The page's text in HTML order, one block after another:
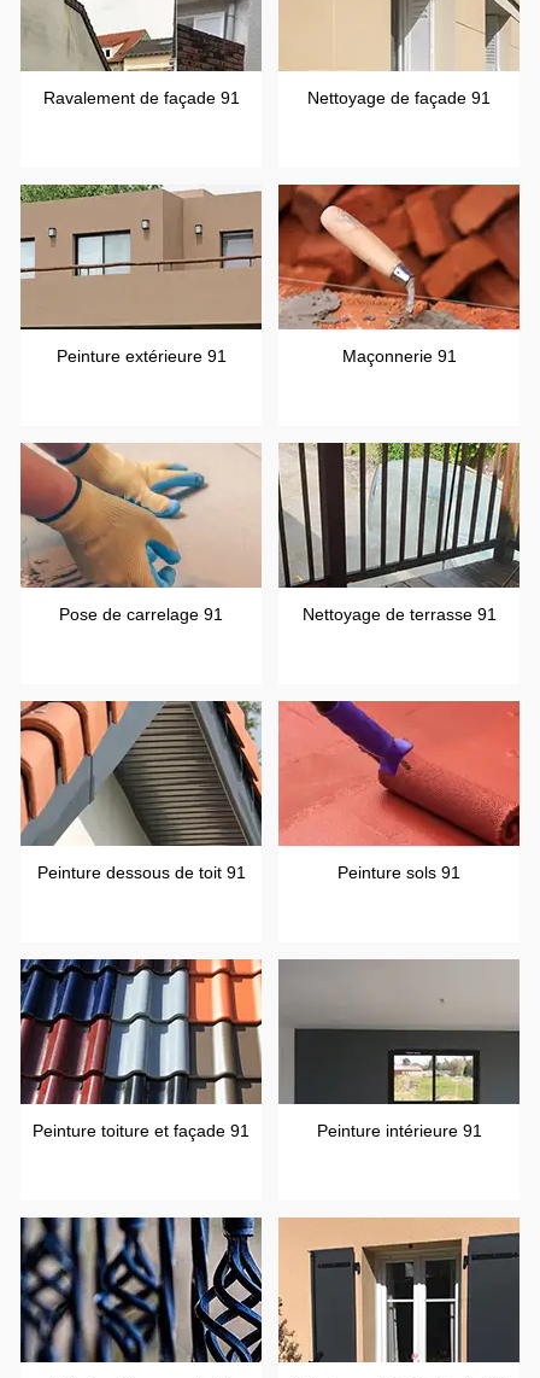
Ravalement de façade 91 Nettoyage de façade 91
Peinture extérieure 91 Maçonnerie 91
Pose de carrelage 91 Nettoyage de terrasse 91
Peinture dessous de toit 91 Peinture sols 91
Peinture toiture et façade 91 Peinture intérieure 91